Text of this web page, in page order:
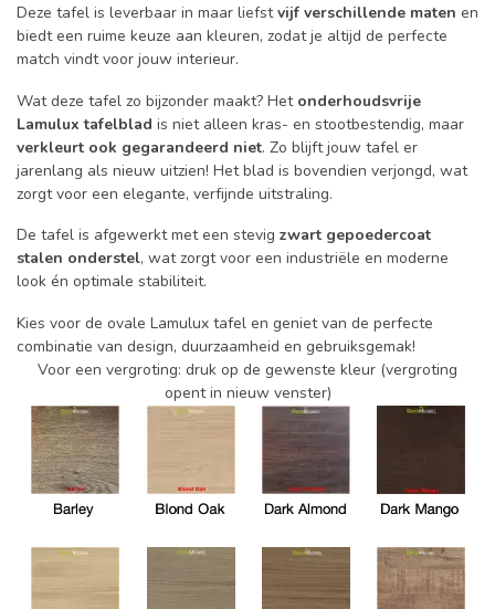
Deze tafel is leverbaar in maar liefstvijf verschillende maten en
biedt een ruime keuze aan kleuren, zodat je altijd de perfecte
match vindt voor jouw interieur.
Wat deze tafel zo bijzonder maakt? Het onderhoudsvrije
Lamulux tafelblad is niet alleen kras- en stootbestendig, maar
verkleurt ook gegarandeerd niet. Zo blijft jouw tafel er
jarenlang als nieuw uitzien! Het blad is bovendien verjongd, wat
zorgt voor een elegante, verfijnde uitstraling.
De tafel is afgewerkt met een stevig zwart gepoedercoat
stalen onderstel, wat zorgt voor een industriële en moderne
look én optimale stabiliteit.
Kies voor de ovale Lamulux tafel en geniet van de perfecte
combinatie van design, duurzaamheid en gebruiksgemak!
Voor een vergroting: druk op de gewenste kleur (vergroting
opent in nieuw venster)